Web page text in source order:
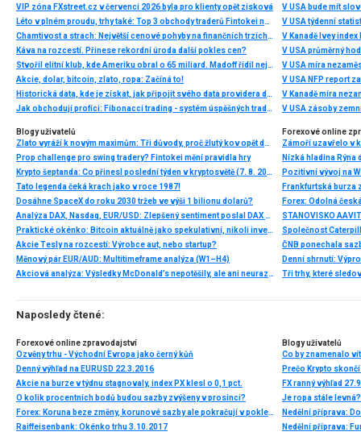
VIP zóna FXstreet.cz v červenci 2026 byla pro klienty opět zisková
Léto v plném proudu, trhy také: Top 3 obchody traderů Fintokei na indexech a zlatě
Chamtivost a strach: Největší cenové pohyby na finančních trzích (červenec 2026)
Káva na rozcestí. Přinese rekordní úroda další pokles cen?
Stvořil elitní klub, kde Ameriku obral o 65 miliard. Madoff řídil největší Ponzi dějin
Akcie, dolar, bitcoin, zlato, ropa: Začíná to!
Historická data, kde je získat, jak připojit svého data providera do MultiCharts a proč je budeme potřebovat? (4. díl)
Jak obchodují profíci: Fibonacci trading - systém úspěšných traderů
V USA bude mít
V USA týdenní
V Kanadě Ivey index
V USA průměrný
V USA míra
V USA NFP report
V Kanadě míra
V USA zásoby
Blogy uživatelů
Zlato vyráží k novým maximům: Tři důvody, proč žlutý kov opět dominuje
Prop challenge pro swing tradery? Fintokei mění pravidla hry
Krypto šeptanda: Co přinesl poslední týden v kryptosvětě (7. 8. 2026)
Tato legenda čeká krach jako v roce 1987!
Dosáhne SpaceX do roku 2030 tržeb ve výši 1 bilionu dolarů?
Analýza DAX, Nasdaq, EUR/USD: Zlepšený sentiment poslal DAX na nová maxima
Praktické okénko: Bitcoin aktuálně jako spekulativní, nikoli investiční aktivum
Akcie Tesly na rozcestí: Výrobce aut, nebo startup?
Měnový pár EUR/AUD: Multitimeframe analýza (W1–H4)
Akciová analýza: Výsledky McDonald’s nepotěšily, ale ani neurazily. Jakou vizi společnost prezentovala?
Forexové online
Nízká hladina
Pozitivní vývoj na
Frankfurtská burza
Denní shrnutí:
Tři trhy, které
Naposledy čtené:
Forexové online zpravodajství
Ozvěny trhu - Východní Evropa jako černý kůň
Denný výhľad na EURUSD 22.3.2016
Akcie na burze v týdnu stagnovaly, index PX klesl o 0,1 pct.
O kolik procentních bodů budou sazby zvýšeny v prosinci?
Forex: Koruna beze změny, korunové sazby ale pokračují v poklesu
Raiffeisenbank: Okénko trhu 3.10.2017
Blogy uživatelů
Prečo Krypto
FX ranný výhľad
Je ropa stále levná?
Nedělní příprava:
Nedělní příprava: